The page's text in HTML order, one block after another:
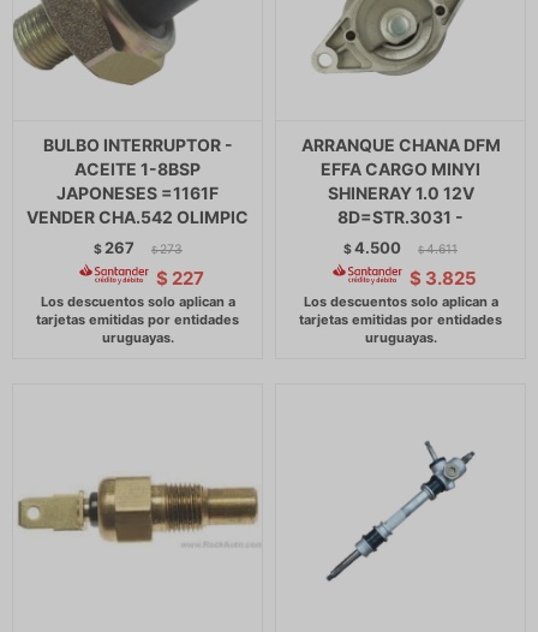
BULBO INTERRUPTOR -
ACEITE 1-8BSP
JAPONESES =1161F
VENDER CHA.542 OLIMPIC
$ 267 $ 273
$ 227
ARRANQUE CHANA DFM
EFFA CARGO MINYI
SHINERAY 1.0 12V
8D=STR.3031 -
$4.500 $ 4.611
$ 3.825